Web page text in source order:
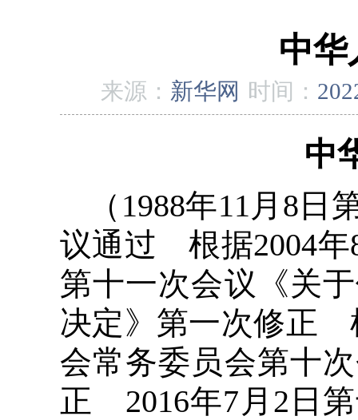
中华
来源： 新华网 时间：
中
（1988年11月8
议通过 根据2004年
第十一次会议《关
决定》第一次修正
会常务委员会第十
正 2016年7月2日